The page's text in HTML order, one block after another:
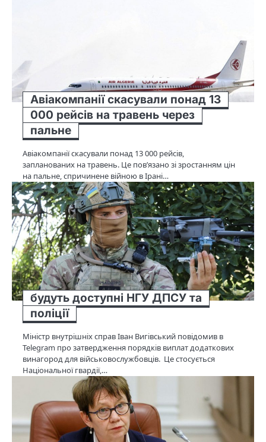
Авіакомпанії скасували понад 13
000 рейсів на травень через
пальне
Авіакомпанії скасували понад 13 000 рейсів,
запланованих на травень. Це пов’язано зі зростанням цін
на пальне, спричинене війною в Ірані…
будуть доступні НГУ ДПСУ та
поліції
Міністр внутрішніх справ Іван Вигівський повідомив в
Telegram про затвердження порядків виплат додаткових
винагород для військовослужбовців. Це стосується
Національної гвардії,…